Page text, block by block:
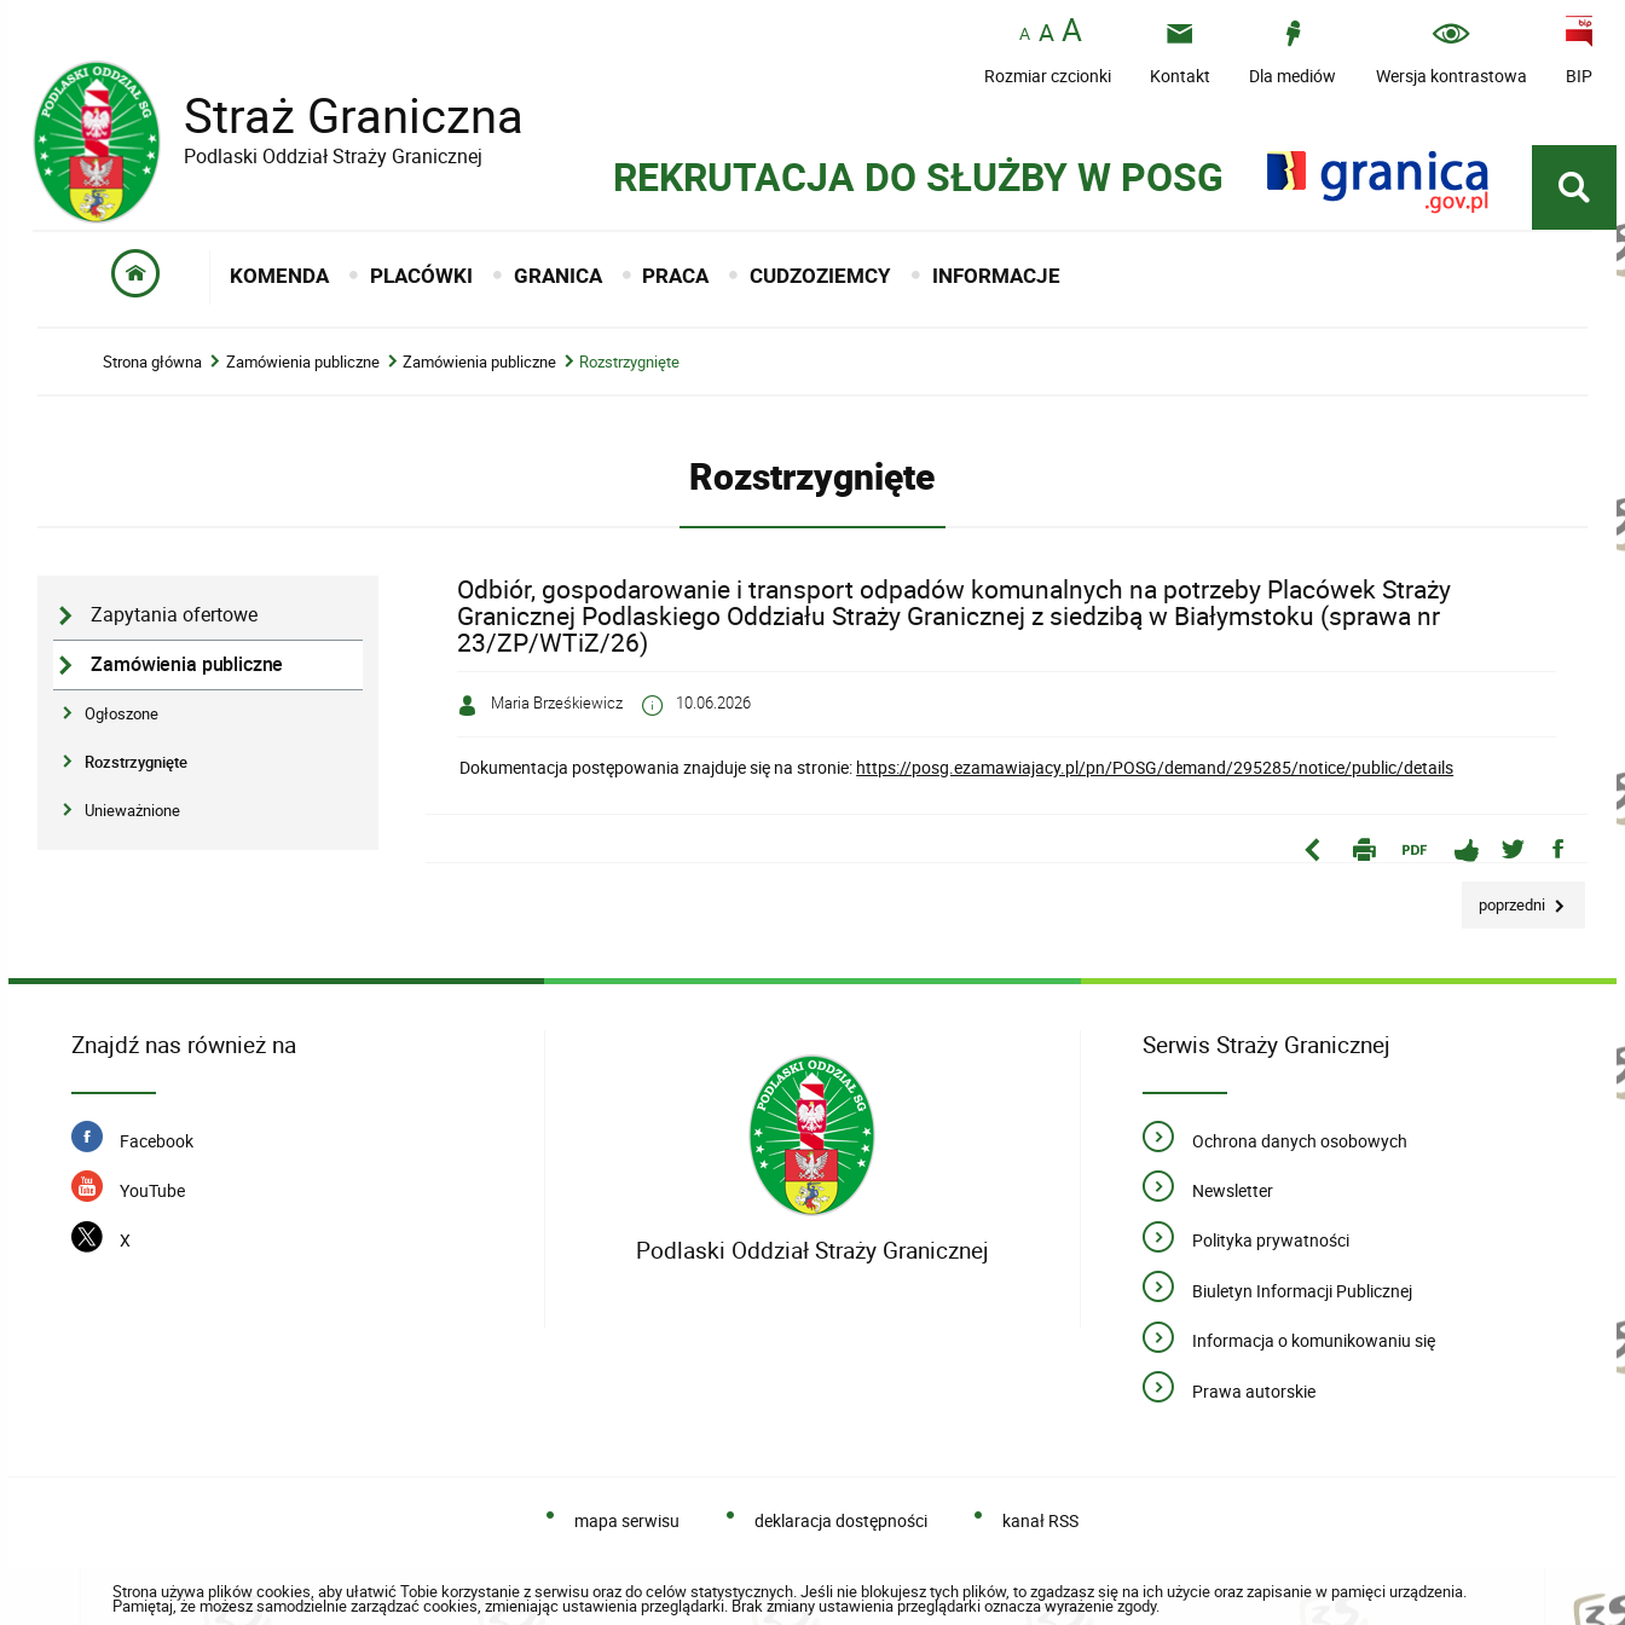
Straż Graniczna
Podlaski Oddział Straży Granicznej
Rozmiar czcionki Kontakt Dla mediów Wersja kontrastowa BIP
REKRUTACJA DO SŁUŻBY W POSG
KOMENDA PLACÓWKI GRANICA PRACA CUDZOZIEMCY INFORMACJE
Strona główna Zamówienia publiczne Zamówienia publiczne Rozstrzygnięte
Rozstrzygnięte
Zapytania ofertowe
Zamówienia publiczne
Ogłoszone
Rozstrzygnięte
Unieważnione
Odbiór, gospodarowanie i transport odpadów komunalnych na potrzeby Placówek Straży
Granicznej Podlaskiego Oddziału Straży Granicznej z siedzibą w Białymstoku (sprawa nr
23/ZP/WTiZ/26)
Maria Brześkiewicz 10.06.2026
Dokumentacja postępowania znajduje się na stronie: https://posg.ezamawiajacy.pl/pn/POSG/demand/295285/notice/public/details
poprzedni
Znajdź nas również na
Facebook
YouTube
X Podlaski Oddział Straży Granicznej
Serwis Straży Granicznej
Ochrona danych osobowych
Newsletter
Polityka prywatności
Biuletyn Informacji Publicznej
Informacja o komunikowaniu się
Prawa autorskie
mapa serwisu deklaracja dostępności kanał RSS
Strona używa plików cookies, aby ułatwić Tobie korzystanie z serwisu oraz do celów statystycznych. Jeśli nie blokujesz tych plików, to zgadzasz się na ich użycie oraz zapisanie w pamięci urządzenia.
Pamiętaj, że możesz samodzielnie zarządzać cookies, zmieniając ustawienia przeglądarki. Brak zmiany ustawienia przeglądarki oznacza wyrażenie zgody.